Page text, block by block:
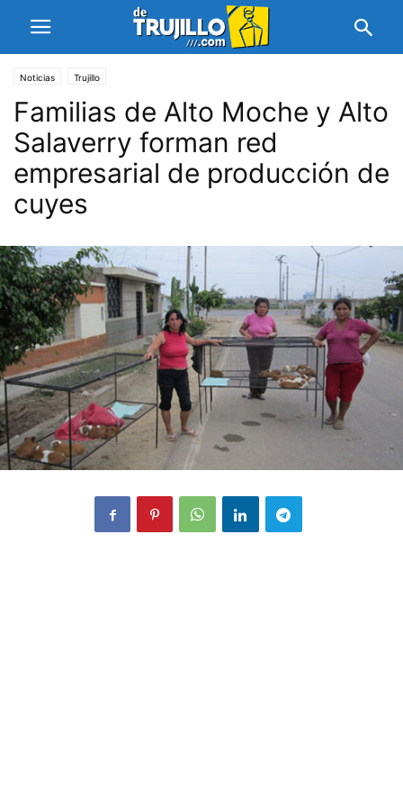
Noticias Trujillo
Familias de Alto Moche y Alto
Salaverry forman red
empresarial de producción de
cuyes